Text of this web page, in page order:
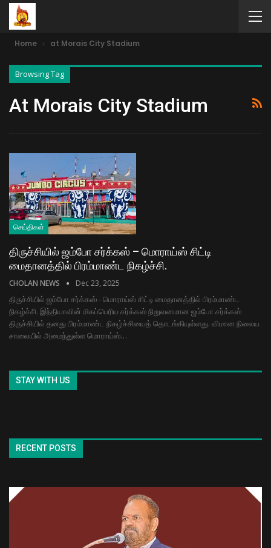
Home at Morais City Stadium
Browsing Tag
At Morais City Stadium
செய்திகள்
திருச்சியில் ஜம்போ சர்க்கஸ் – மொராய்ஸ் சிட்டி
மைதானத்தில் பிரம்மாண்ட நிகழ்ச்சி.
CHOLAN NEWS Dec 23, 2025
திருச்சியில் ஜம்போ சர்க்கஸ் - மொராய்ஸ் சிட்டி மைதானத்தில் பிரம்மாண்ட
நிகழ்ச்சி. இந்தியாவின் மிகப்பெரிய சர்க்கஸ் நிறுவனமான ஜம்போ சர்க்கஸ்
திருச்சியில் தனது பிரம்மாண்ட நிகழ்ச்சியைத் தொடங்கியுள்ளது. விமான நிலைய
சாலையில் அமைந்துள்ள மொராய்ஸ்…
STAY WITH US
RECENT POSTS